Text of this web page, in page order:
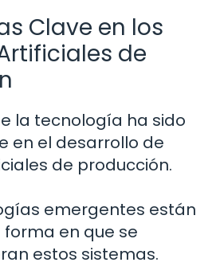
Clave en los
de
la tecnología ha sido
en el desarrollo de
de producción.
emergentes están
en que se
estos sistemas.